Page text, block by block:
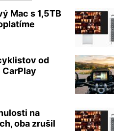
Mac s 1,5TB
od
na
oba zrušil